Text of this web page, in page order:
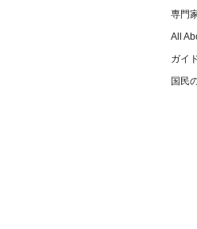
専門
All
ガイ
国民